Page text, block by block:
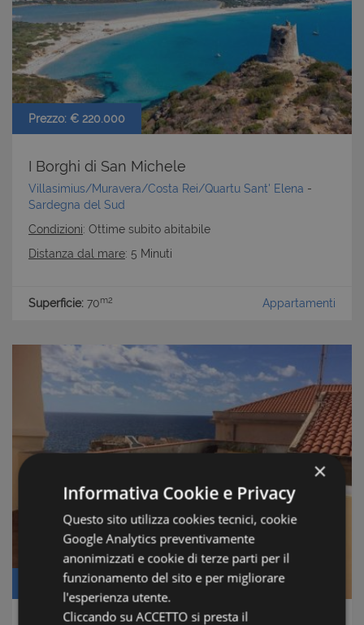
Prezzo: € 220.000
I Borghi di San Michele
Villasimius/Muravera/Costa Rei/Quartu Sant' Elena -
Sardegna del Sud
Condizioni: Ottime subito abitabile
Distanza dal mare: 5 Minuti
Superficie: 70m2 Appartamenti
Prezzo: € 250.000
×
Informativa Cookie e Privacy
Questo sito utilizza cookies tecnici, cookie
Google Analytics preventivamente
anonimizzati e cookie di terze parti per il
funzionamento del sito e per migliorare
l'esperienza utente.
Cliccando su ACCETTO si presta il